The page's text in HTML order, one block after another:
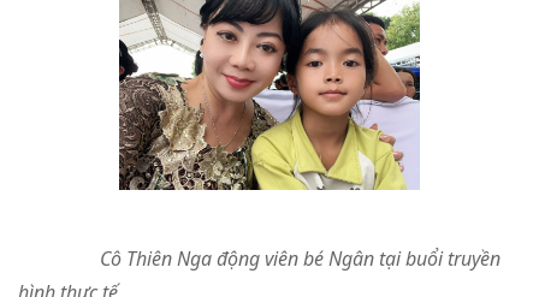
Cô Thiên Nga động viên bé Ngân tại buổi truyền